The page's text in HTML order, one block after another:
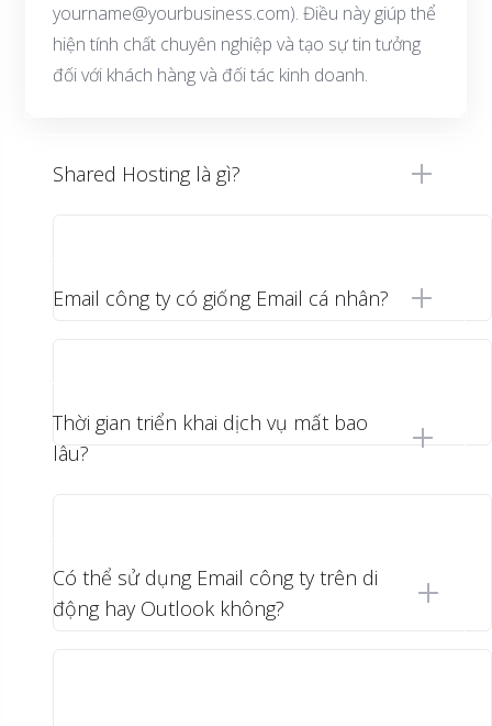
yourname@yourbusiness.com). Điều này giúp thể
hiện tính chất chuyên nghiệp và tạo sự tin tưởng
đối với khách hàng và đối tác kinh doanh.
Shared Hosting là gì?
Email công ty có giống Email cá nhân?
Thời gian triển khai dịch vụ mất bao
lâu?
Có thể sử dụng Email công ty trên di
động hay Outlook không?